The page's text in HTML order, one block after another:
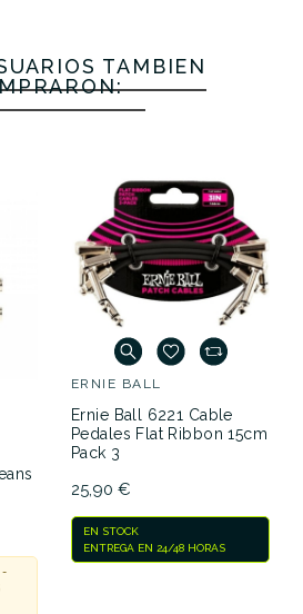
TAMBIÉN
-
ERNIE BALL
Ernie Ball 6221 Cable
Pedales Flat Ribbon 15cm
Pack 3
25,90 €
EN STOCK
ENTREGA EN 24/48 HORAS